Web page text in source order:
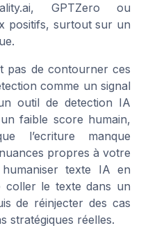
GPTZero ou
positifs, surtout sur un
pas de contourner ces
comme un signal
outil de detection IA
faible score humain,
l’ecriture manque
propres à votre
texte IA en
coller le texte dans un
de réinjecter des cas
stratégiques réelles.